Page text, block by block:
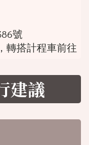
號
轉搭計程車前往
建議